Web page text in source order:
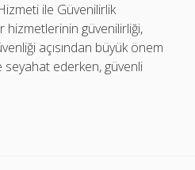
ile Güvenilirlik
hizmetlerinin güvenilirliği,
açısından büyük önem
seyahat ederken, güvenli